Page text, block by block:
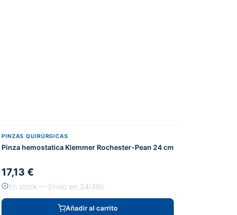
PINZAS QUIRÚRGICAS
Pinza hemostatica Klemmer Rochester-Pean 24 cm
17,13 €
En stock — Envío en 24/48h
Añadir al carrito